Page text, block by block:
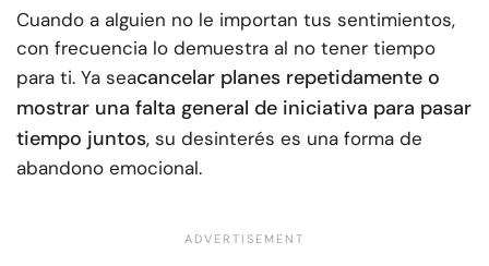
Cuando a alguien no le importan tus sentimientos,
con frecuencia lo demuestra al no tener tiempo
para ti. Ya seacancelar planes repetidamente o
mostrar una falta general de iniciativa para pasar
tiempo juntos, su desinterés es una forma de
abandono emocional.